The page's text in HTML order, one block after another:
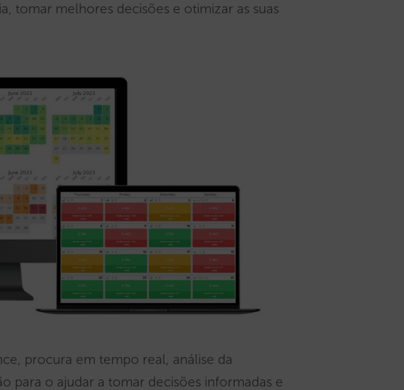
tomar melhores decisões e otimizar as suas
procura em tempo real, análise da
para o ajudar a tomar decisões informadas e